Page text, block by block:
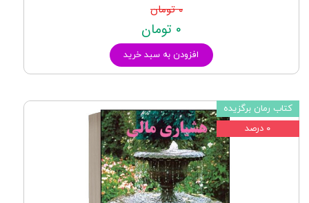
۰ تومان
۰ تومان
افزودن به سبد خرید
کتاب رمان برگزیده
۰ درصد